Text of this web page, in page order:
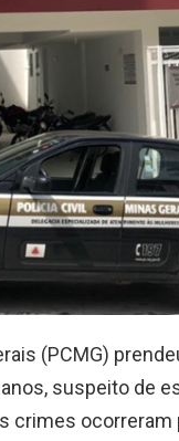
(PCMG)
suspeito de
crimes